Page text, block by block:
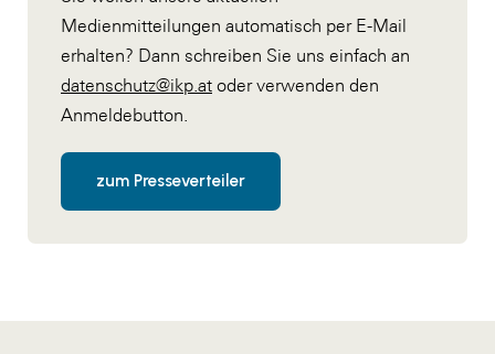
Medienmitteilungen automatisch per E-Mail
erhalten? Dann schreiben Sie uns einfach an
datenschutz@ikp.at oder verwenden den
Anmeldebutton.
zum Presseverteiler